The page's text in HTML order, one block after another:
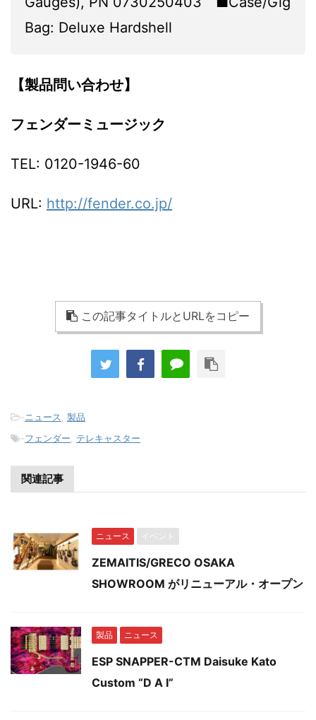
Bag: Deluxe Hardshell
【製品問い合わせ】
フェンダーミュージック
TEL: 0120-1946-60
URL: http://fender.co.jp/
この記事タイトルとURLをコピー
-ニュース, 製品
-フェンダー, テレキャスター
関連記事
ニュース イベント
ZEMAITIS/GRECO OSAKA
SHOWROOM がリニューアル・オープン
製品 ニュース
ESP SNAPPER-CTM Daisuke Kato
Custom “D A I”